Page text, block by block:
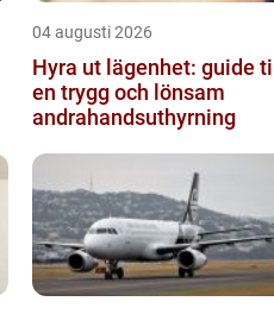
04 augusti 2026
Hyra ut lägenhet: guide till
en trygg och lönsam
andrahandsuthyrning